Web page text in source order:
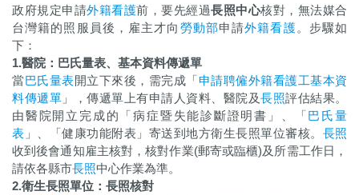
政府規定申請外籍看護前，要先經過長照中心核對，無法媒合
台灣籍的照服員後，雇主才向 勞動部申請外籍看護。步驟如
下：
1.醫院：巴氏量表、基本資料傳遞單
當巴氏量表開立下來後，需完成「申請聘僱外籍看護工基本資
料傳遞單 」，傳遞單上有申請人資料、醫院及長照評估結果。
由醫院開立完成的「病症暨失能診斷證明書」、「巴氏量
表 」、「健康功能附表」寄送到地方衛生長照單位審核。 長照
收到後會通知雇主核對，核對作業(郵寄或臨櫃)及所需工作日，
請依各縣市長照中心作業為準。
2.衛生長照單位：長照核對